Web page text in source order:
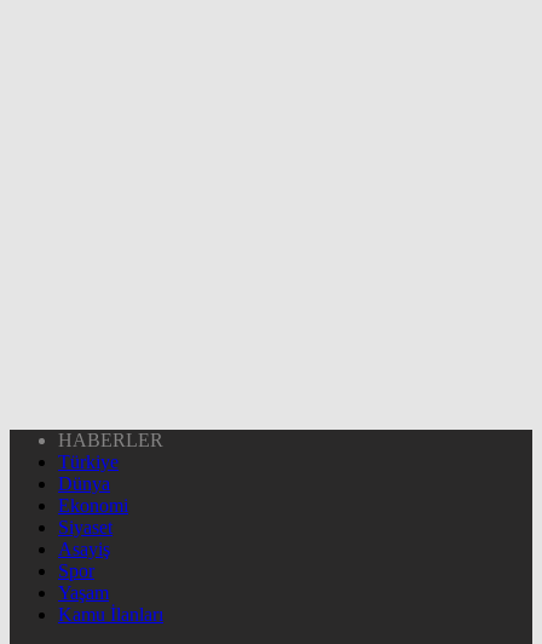
HABERLER
Türkiye
Dünya
Ekonomi
Siyaset
Asayiş
Spor
Yaşam
Kamu İlanları